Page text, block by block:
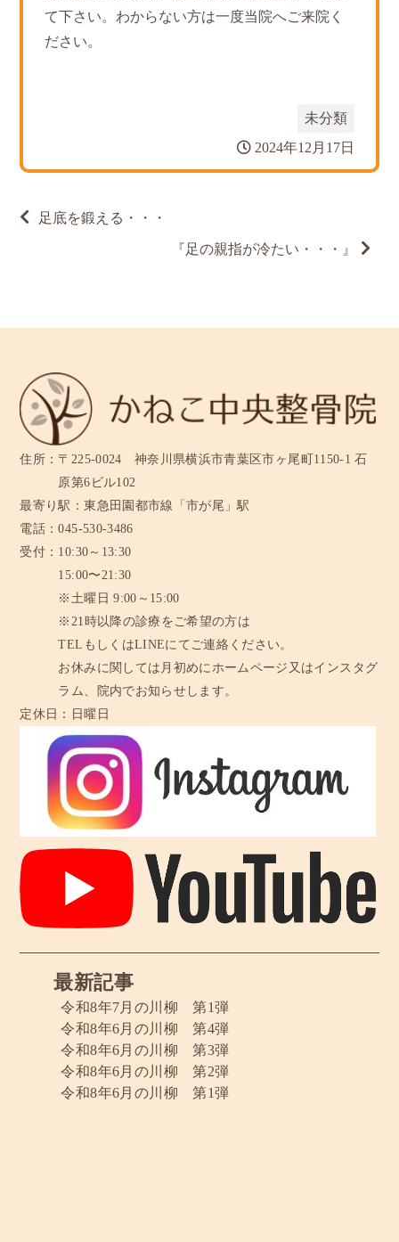
て下さい。わからない方は一度当院へご来院く
ださい。
未分類
2024年12月17日
投
稿
ン
足底を鍛える・・・
『足の親指が冷たい・・・』
住所： 〒225-0024 神奈川県横浜市青葉区市ヶ尾町1150-1 石
原第6ビル102
最寄り駅：東急田園都市線「市が尾」駅
電話：045-530-3486
受付： 10:30～13:30
15:00〜21:30
※土曜日 9:00～15:00
※21時以降の診療をご希望の方は
TELもしくはLINEにてご連絡ください。
お休みに関しては月初めにホームページ又はインスタグ
ラム、
院内でお知らせします。
定休日：
日曜日
最新記事
令和8年7月の川柳 第1弾
令和8年6月の川柳 第4弾
令和8年6月の川柳 第3弾
令和8年6月の川柳 第2弾
令和8年6月の川柳 第1弾